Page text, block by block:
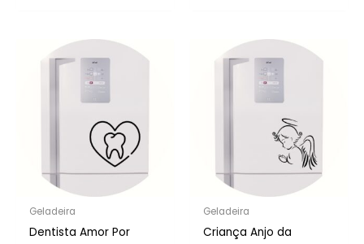
Geladeira
Dentista Amor Por
Geladeira
Criança Anjo da